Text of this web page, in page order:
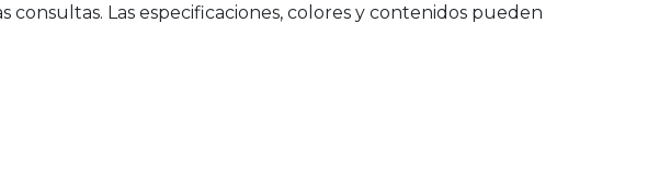
Las especificaciones, colores y contenidos pueden